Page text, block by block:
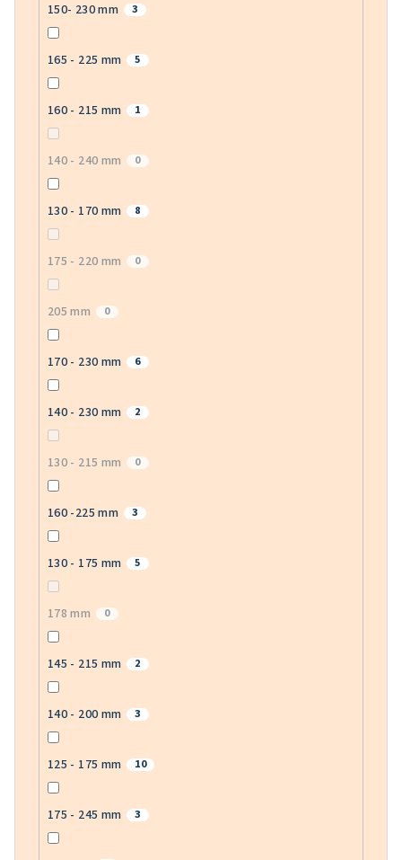
150- 230 mm 3
165 - 225 mm 5
160 - 215 mm 1
140 - 240 mm 0
130 - 170 mm 8
175 - 220 mm 0
205 mm 0
170 - 230 mm 6
140 - 230 mm 2
130 - 215 mm 0
160 -225 mm 3
130 - 175 mm 5
178 mm 0
145 - 215 mm 2
140 - 200 mm 3
125 - 175 mm 10
175 - 245 mm 3